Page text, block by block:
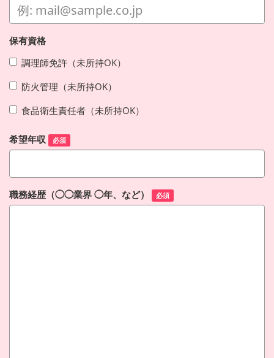
保有資格
調理師免許（未所持OK）
防火管理（未所持OK）
食品衛生責任者（未所持OK）
希望年収 必須
職務経歴（◯◯業界 ◯年、など） 必須